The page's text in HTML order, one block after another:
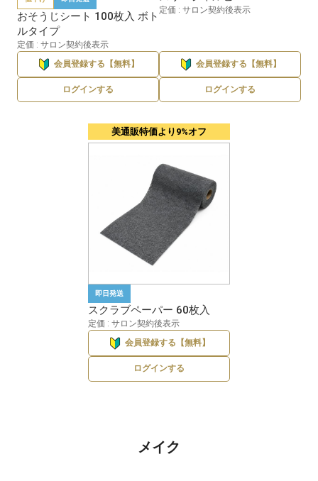
おそうじシート 100枚入 ボト
ルタイプ
定価 : サロン契約後表示
会員登録する【無料】
ログインする
定価 : サロン契約後表示
会員登録する【無料】
ログインする
美通販特価より9%オフ
即日発送
スクラブペーパー 60枚入
定価 : サロン契約後表示
会員登録する【無料】
ログインする
メイク